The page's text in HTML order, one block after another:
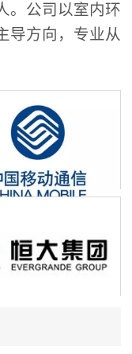
。公司以室内环
导方向，专业从